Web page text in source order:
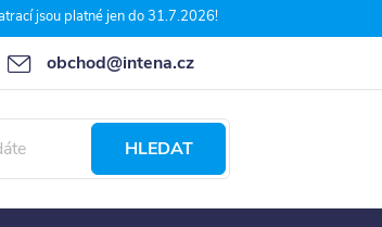
jsou platné jen do 31.7.2026!
obchod@intena.cz
proč nakupit u Intena nábytek
HLEDAT